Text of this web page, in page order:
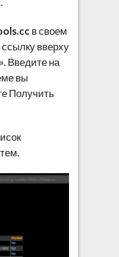
в своем
вверху
Введите на
вы
Получить